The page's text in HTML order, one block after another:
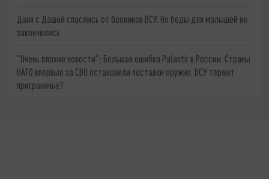
Даня с Дашей спаслись от боевиков ВСУ. Но беды для малышей не
закончились
"Очень плохие новости": Большая ошибка Palantir в России. Страны
НАТО впервые за СВО остановили поставки оружия. ВСУ теряют
приграничье?